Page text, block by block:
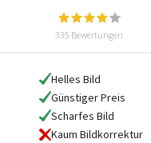
335 Bewertungen
Helles Bild
Günstiger Preis
Scharfes Bild
Kaum Bildkorrektur